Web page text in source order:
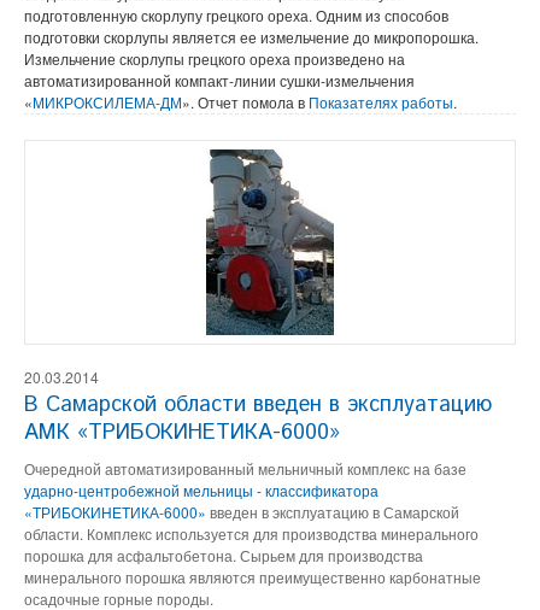
подготовленную скорлупу грецкого ореха. Одним из способов
подготовки скорлупы является ее измельчение до микропорошка.
Измельчение скорлупы грецкого ореха произведено на
автоматизированной компакт-линии сушки-измельчения
«МИКРОКСИЛЕМА-ДМ». Отчет помола в Показателях работы.
20.03.2014
В Самарской области введен в эксплуатацию
АМК «ТРИБОКИНЕТИКА-6000»
Очередной автоматизированный мельничный комплекс на базе
ударно-центробежной мельницы - классификатора
«ТРИБОКИНЕТИКА-6000» введен в эксплуатацию в Самарской
области. Комплекс используется для производства минерального
порошка для асфальтобетона. Сырьем для производства
минерального порошка являются преимущественно карбонатные
осадочные горные породы.